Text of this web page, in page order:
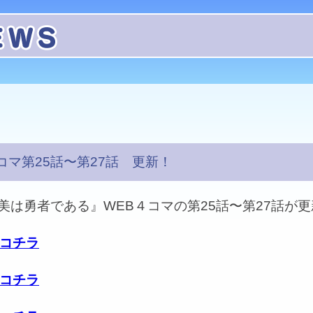
マ第25話〜第27話 更新！
は勇者である』WEB４コマの第25話〜第27話が
チラ
チラ